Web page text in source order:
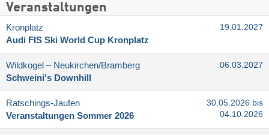
Veranstaltungen
Kronplatz
Audi FIS Ski World Cup Kronplatz
19.01.2027
Wildkogel – Neukirchen/​Bramberg
Schweini's Downhill
06.03.2027
Ratschings-Jaufen
Veranstaltungen Sommer 2026
30.05.2026 bis
04.10.2026